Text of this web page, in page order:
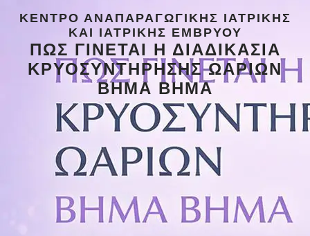
ΚΈΝΤΡΟ ΑΝΑΠΑΡΑΓΩΓΙΚΉΣ ΙΑΤΡΙΚΉΣ
ΚΑΙ ΙΑΤΡΙΚΉΣ ΕΜΒΡΎΟΥ
ΠΩΣ ΓΙΝΕΤΑΙ Η ΔΙΑΔΙΚΑΣΙΑ
ΚΡΥΟΣΥΝΤΗΡΗΣΗΣ ΩΑΡΙΩΝ
ΒΗΜΑ ΒΗΜΑ